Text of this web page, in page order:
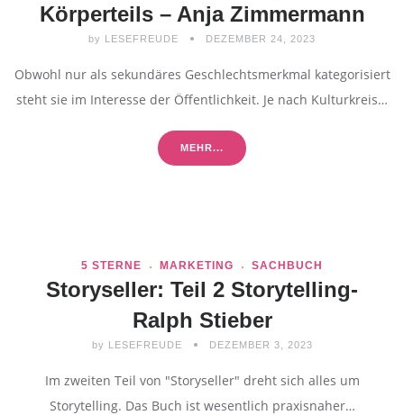
Körperteils – Anja Zimmermann
by LESEFREUDE DEZEMBER 24, 2023
Obwohl nur als sekundäres Geschlechtsmerkmal kategorisiert
steht sie im Interesse der Öffentlichkeit. Je nach Kulturkreis…
MEHR...
5 STERNE MARKETING SACHBUCH
Storyseller: Teil 2 Storytelling-
Ralph Stieber
by LESEFREUDE DEZEMBER 3, 2023
Im zweiten Teil von "Storyseller" dreht sich alles um
Storytelling. Das Buch ist wesentlich praxisnaher…